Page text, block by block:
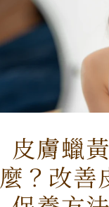
皮膚蠟
麼？改善